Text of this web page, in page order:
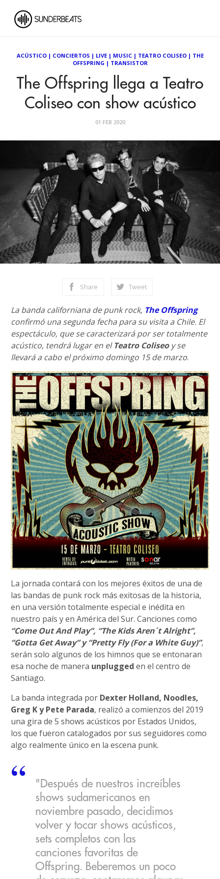
ACÚSTICO| CONCIERTOS | LIVE| MUSIC| TEATRO COLISEO| THE
OFFSPRING | TRANSISTOR
The Offspring llega a Teatro
Coliseo con show acústico
01 FEB 2020
Share Tweet
La banda californiana de punk rock, The Offspring
confirmó una segunda fecha para su visita a Chile. El
espectáculo, que se caracterizará por ser totalmente
acústico, tendrá lugar en elTeatro Coliseoy se
llevará a cabo el próximo domingo 15 de marzo.
La jornada contará con los mejores éxitos de una de
las bandas de punk rock más exitosas de la historia,
en una versión totalmente especial e inédita en
nuestro país y en América del Sur. Canciones como
“Come Out And Play”, “The Kids Aren´t Alright”,
“Gotta Get Away” y “Pretty Fly (For a White Guy)”,
serán solo algunos de los himnos que se entonaran
esa noche de manera unplugged en el centro de
Santiago.
La banda integrada por Dexter Holland, Noodles,
Greg K y Pete Parada, realizó a comienzos del 2019
una gira de 5 shows acústicos por Estados Unidos,
los que fueron catalogados por sus seguidores como
algo realmente único en la escena punk.
"Después de nuestros increíbles
shows sudamericanos en
noviembre pasado, decidimos
volver y tocar shows acústicos,
sets completos con las
canciones favoritas de
Offspring. Beberemos un poco